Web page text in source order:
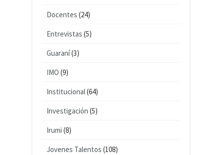
Docentes (24)
Entrevistas (5)
Guaraní(3)
IMO (9)
Institucional(64)
Investigación (5)
Irumi (8)
Jovenes Talentos (108)